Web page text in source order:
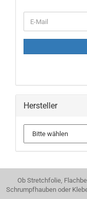
ZUR
E-
Mail
Hersteller
Ob Stretchfolie,
Schrumpfhauben oder